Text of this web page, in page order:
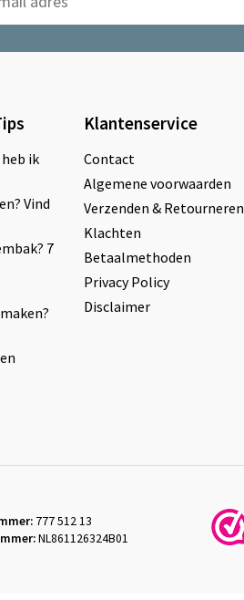
ik
Vind
7
Klantenservice
Contact
Algemene voorwaarden
Verzenden & Retourneren
Klachten
Betaalmethoden
Privacy Policy
Disclaimer
777 512 13
NL861126324B01